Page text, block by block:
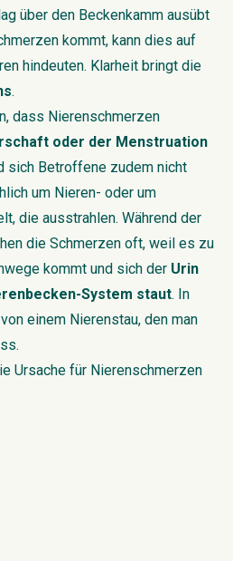
über den Beckenkamm ausübt
kommt, kann dies auf
hindeuten. Klarheit bringt die
.
dass Nierenschmerzen
oder der Menstruation
sich Betroffene zudem nicht
um Nieren- oder um
die ausstrahlen. Während der
die Schmerzen oft, weil es zu
kommt und sich der Urin
System staut. In
einem Nierenstau, den man
Ursache für Nierenschmerzen